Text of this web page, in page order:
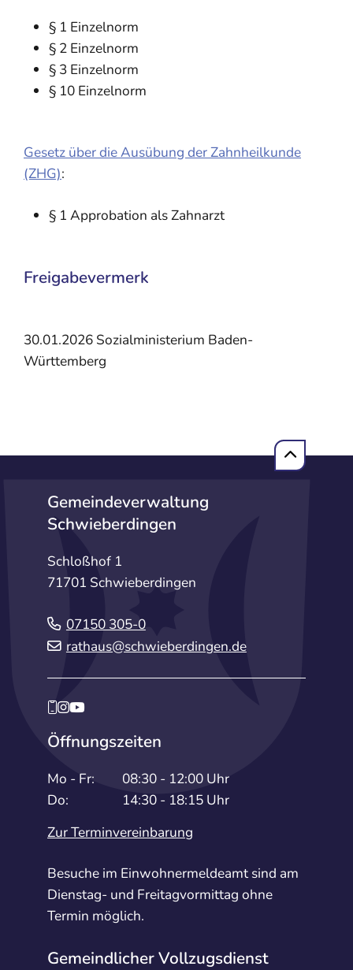
§ 1 Einzelnorm
§ 2 Einzelnorm
§ 3 Einzelnorm
§ 10 Einzelnorm
Gesetz über die Ausübung der Zahnheilkunde
(ZHG):
§ 1 Approbation als Zahnarzt
Freigabevermerk
30.01.2026 Sozialministerium Baden-
Württemberg
Gemeindeverwaltung
Schwieberdingen
Schloßhof 1
71701 Schwieberdingen
07150 305-0
rathaus@schwieberdingen.de
Öffnungszeiten
Mo - Fr:
08:30 - 12:00 Uhr
Do:
14:30 - 18:15 Uhr
Zur Terminvereinbarung
Besuche im Einwohnermeldeamt sind am
Dienstag- und Freitagvormittag ohne
Termin möglich.
Gemeindlicher Vollzugsdienst